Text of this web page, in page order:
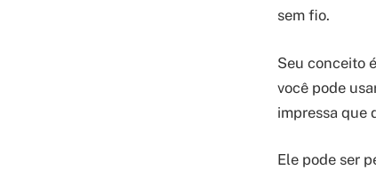
sem fio.
Seu conceito
você pode
impressa que
Ele pode ser